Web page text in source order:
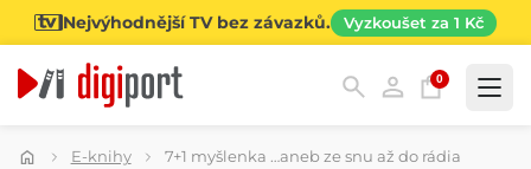
Nejvýhodnější TV bez závazků. Vyzkoušet za 1 Kč
0
Kategorie
E-knihy 7+1 myšlenka …aneb ze snu až do rádia